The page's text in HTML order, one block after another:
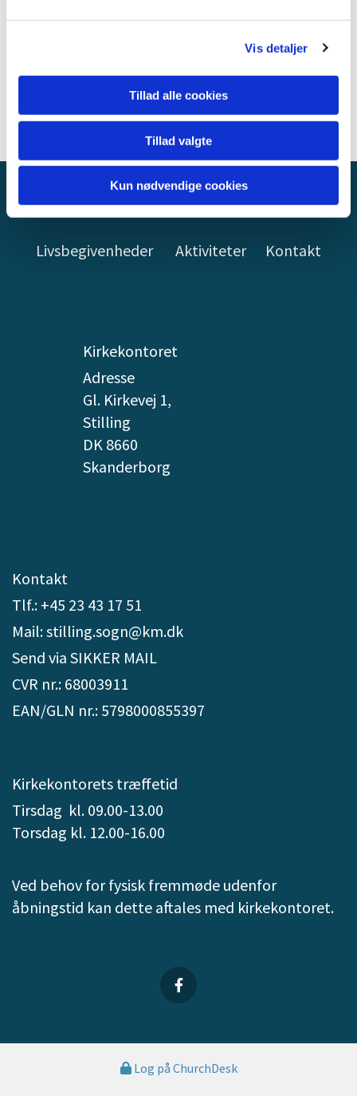
Vis detaljer
Tillad alle cookies
Tillad valgte
Kun nødvendige cookies
STILLING KIRKE
Livsbegivenheder Aktiviteter Kontakt
Kirkekontoret
Adresse
Gl. Kirkevej 1,
Stilling
DK 8660
Skanderborg
Kontakt
Tlf.: +45 23 43 17 51
Mail: stilling.sogn@km.dk
Send via SIKKER MAIL
CVR nr.: 68003911
EAN/GLN nr.: 5798000855397
Kirkekontorets træffetid
Tirsdag kl. 09.00-13.00
Torsdag kl. 12.00-16.00
Ved behov for fysisk fremmøde udenfor
åbningstid kan dette aftales med kirkekontoret.
Log på ChurchDesk